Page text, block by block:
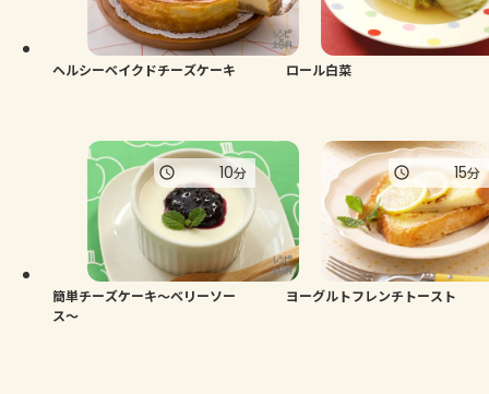
ヘルシーベイクドチーズケーキ ロール白菜
簡単チーズケーキ～ベリーソー
ス～
10分
ヨーグルトフレンチトースト
15分